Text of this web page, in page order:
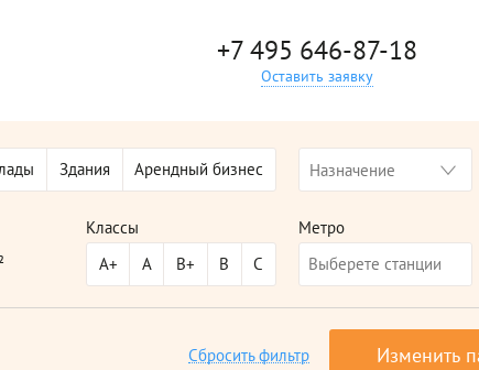
+7 495 646-87-18
Оставить заявку
Здания Арендный бизнес
Классы
А+
А В+ В С
Метро
Изменить
Сбросить фильтр